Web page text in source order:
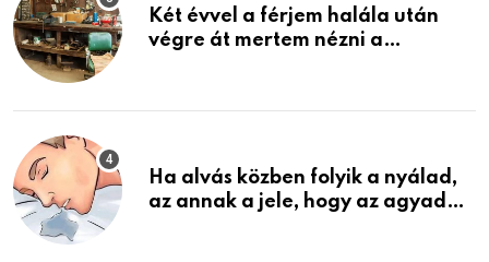
Két évvel a férjem halála után
végre át mertem nézni a
életemet
Ha alvás közben folyik a nyálad,
az annak a jele, hogy az agyad…